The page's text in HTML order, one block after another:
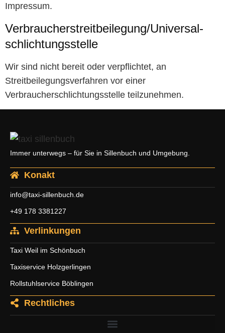
Impressum.
Verbraucher­streit­beilegung/Universal­
schlichtungs­stelle
Wir sind nicht bereit oder verpflichtet, an
Streitbeilegungsverfahren vor einer
Verbraucherschlichtungsstelle teilzunehmen.
Immer unterwegs – für Sie in Sillenbuch und Umgebung.
Konakt
info@taxi-sillenbuch.de
+49 178 3381227
Verlinkungen
Taxi Weil im Schönbuch
Taxiservice Holzgerlingen
Rollstuhlservice Böblingen
Rechtliches